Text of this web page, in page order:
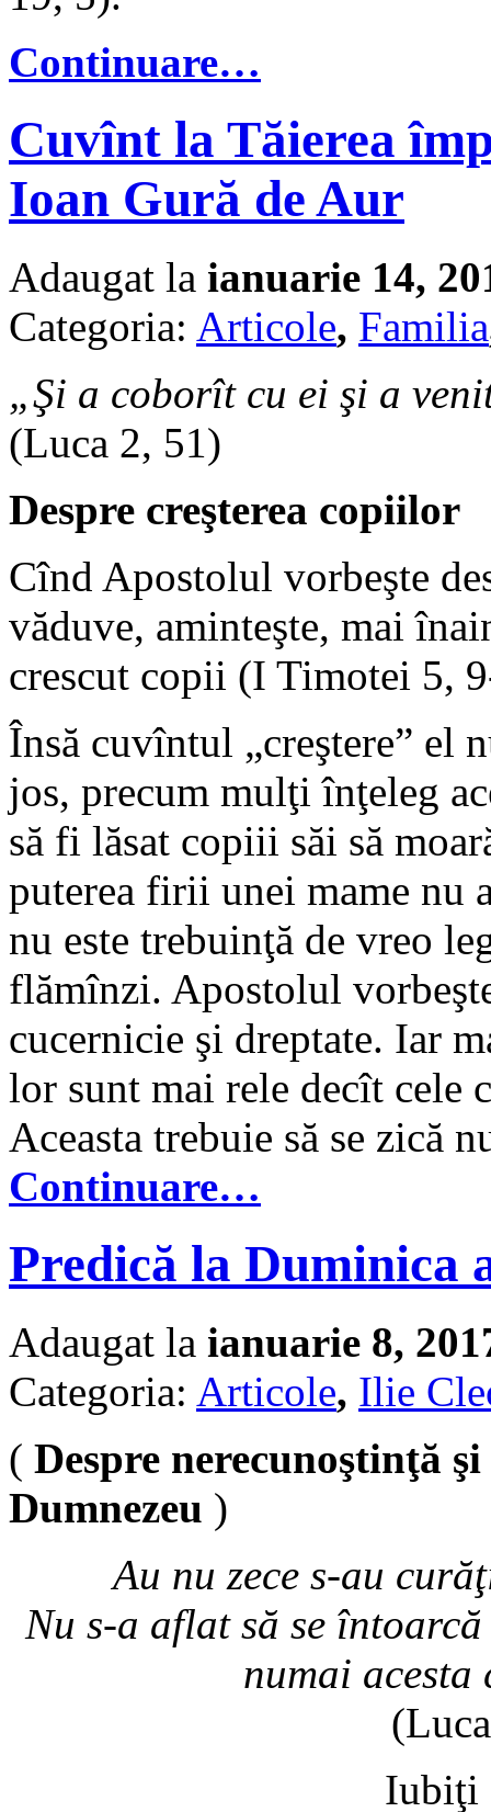
Continuare…
Cuvînt la Tăierea
Ioan Gură de Aur
Adaugat la ianuarie 14,
Categoria: Articole, Familia
„Şi a coborît cu ei şi a
(Luca 2, 51)
Despre creşterea copiilor
Cînd Apostolul vorbeşte
văduve, aminteşte, mai
crescut copii (I Timotei 5,
Însă cuvîntul „creştere” el
jos, precum mulţi înţeleg
să fi lăsat copiii săi să
puterea firii unei mame nu
nu este trebuinţă de vreo
flămînzi. Apostolul
cucernicie şi dreptate. Iar
lor sunt mai rele decît cele
Aceasta trebuie să se zică
Continuare…
Predică la Duminica
Adaugat la ianuarie 8,
Categoria: Articole, Ilie
( Despre nerecunoştinţă
Dumnezeu )
Au nu zece s-au
Nu s-a aflat să se
numai acesta
Iubiţi